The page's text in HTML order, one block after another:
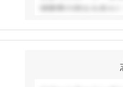
便利で快適にする新
います。幼少期の家